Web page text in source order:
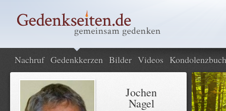
Nachruf Gedenkkerzen Bilder Videos Kondolenzbuch
Jochen
Nagel